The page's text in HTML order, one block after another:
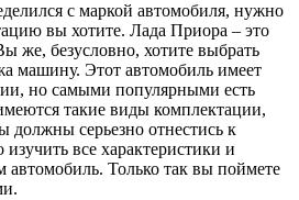
с маркой автомобиля, нужно
вы хотите. Лада Приора – это
же, безусловно, хотите выбрать
машину. Этот автомобиль имеет
но самыми популярными есть
такие виды комплектации,
должны серьезно отнестись к
все характеристики и
автомобиль. Только так вы поймете